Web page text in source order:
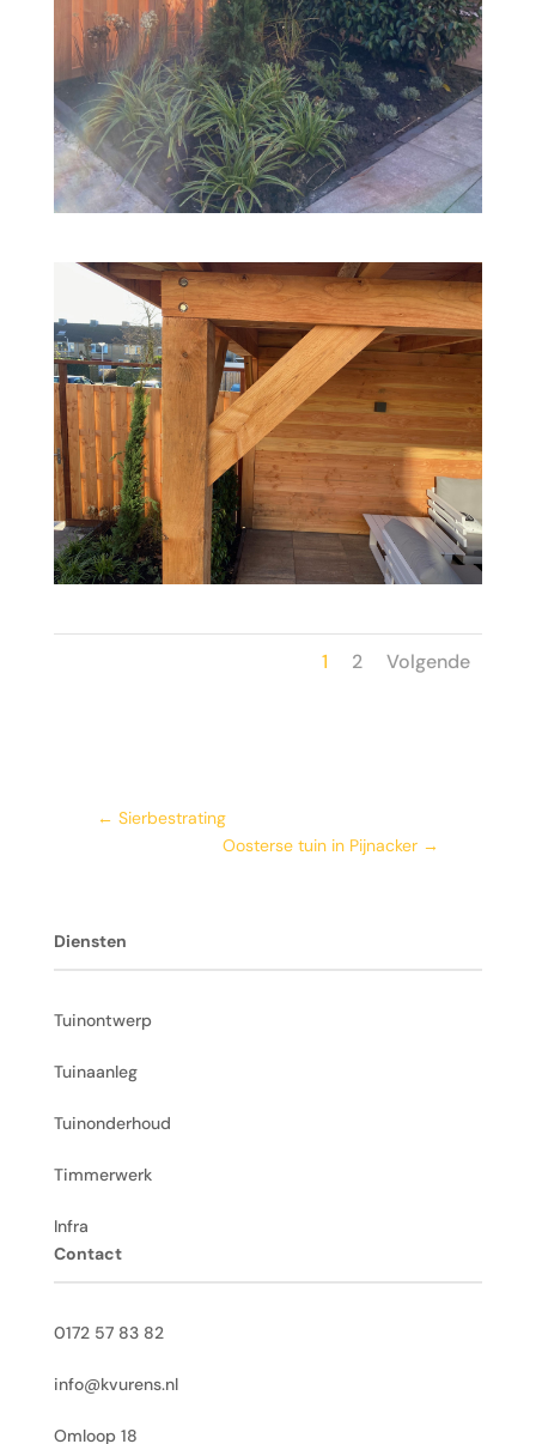
1 2 Volgende
← Sierbestrating
Oosterse tuin in Pijnacker →
Diensten
Tuinontwerp
Tuinaanleg
Tuinonderhoud
Timmerwerk
Infra
Contact
0172 57 83 82
info@kvurens.nl
Omloop 18